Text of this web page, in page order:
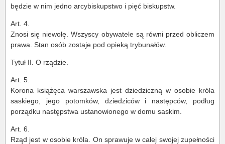
będzie w nim jedno arcybiskupstwo i pięć biskupstw.
Art. 4.
Znosi się niewolę. Wszyscy obywatele są równi przed obliczem
prawa. Stan osób zostaje pod opieką trybunałów.
Tytuł II. O rządzie.
Art. 5.
Korona książęca warszawska jest dziedziczną w osobie króla
saskiego, jego potomków, dziedziców i następców, podług
porządku następstwa ustanowionego w domu saskim.
Art. 6.
Rząd jest w osobie króla. On sprawuje w całej swojej zupełności